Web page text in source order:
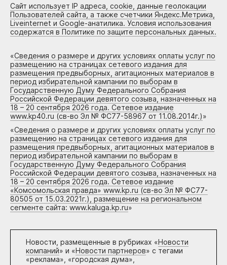
Сайт использует IP адреса, cookie, данные геолокации
Пользователей сайта, а также счетчики Яндекс.Метрика,
Liveinternet и Google-анатилика. Условия использования
содержатся в Политике по защите персональных данных.
«Сведения о размере и других условиях оплаты услуг по
размещению на страницах сетевого издания для
размещения предвыборных, агитационных материалов в
период избирательной кампании по выборам в
Государственную Думу Федерального Собрания
Российской Федерации девятого созыва, назначенных на
18 – 20 сентября 2026 года. Сетевое издание
www.kp40.ru (св-во Эл № ФС77-58967 от 11.08.2014г.)»
«Сведения о размере и других условиях оплаты услуг по
размещению на страницах сетевого издания для
размещения предвыборных, агитационных материалов в
период избирательной кампании по выборам в
Государственную Думу Федерального Собрания
Российской Федерации девятого созыва, назначенных на
18 – 20 сентября 2026 года. Сетевое издание
«Комсомольская правда» www.kp.ru (св-во Эл № ФС77-
80505 от 15.03.2021г.), размещение на региональном
сегменте сайта: www.kaluga.kp.ru»
Новости, размещенные в рубриках «Новости
компаний» и «Новости партнеров» с тегами
«реклама», «городская дума»,